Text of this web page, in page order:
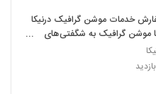
خدمات موشن گرافیک درنیکا
موشن گرافیک به شگفتی‌های
پویا شوید